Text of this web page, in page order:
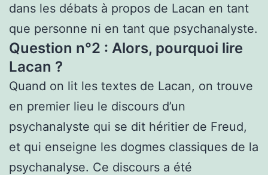
dans les débats à propos de Lacan en tant
que personne ni en tant que psychanalyste.
Question n°2 : Alors, pourquoi lire
Lacan ?
Quand on lit les textes de Lacan, on trouve
en premier lieu le discours d’un
psychanalyste qui se dit héritier de Freud,
et qui enseigne les dogmes classiques de la
psychanalyse. Ce discours a été